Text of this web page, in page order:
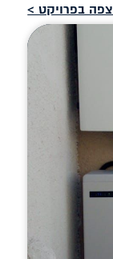
צפה בפרויקט >